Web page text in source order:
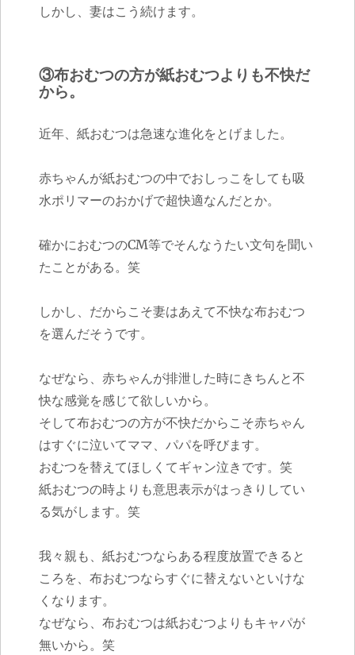
しかし、妻はこう続けます。
③布おむつの方が紙おむつよりも不快だ
から。
近年、紙おむつは急速な進化をとげました。
赤ちゃんが紙おむつの中でおしっこをしても吸
水ポリマーのおかげで超快適なんだとか。
確かにおむつのCM等でそんなうたい文句を聞い
たことがある。笑
しかし、だからこそ妻はあえて不快な布おむつ
を選んだそうです。
なぜなら、赤ちゃんが排泄した時にきちんと不
快な感覚を感じて欲しいから。
そして布おむつの方が不快だからこそ赤ちゃん
はすぐに泣いてママ、パパを呼びます。
おむつを替えてほしくてギャン泣きです。笑
紙おむつの時よりも意思表示がはっきりしてい
る気がします。笑
我々親も、紙おむつならある程度放置できると
ころを、布おむつならすぐに替えないといけな
くなります。
なぜなら、布おむつは紙おむつよりもキャパが
無いから。笑